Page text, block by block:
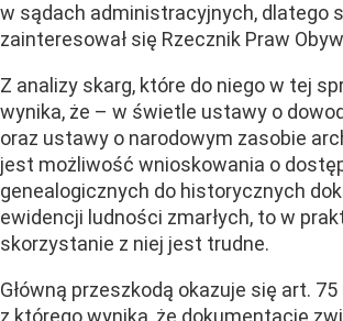
w sądach administracyjnych, dlatego
zainteresował się Rzecznik Praw
Z analizy skarg, które do niego w tej
wynika, że – w świetle ustawy o
oraz ustawy o narodowym zasobie
jest możliwość wnioskowania o
genealogicznych do historycznych
ewidencji ludności zmarłych, to w
skorzystanie z niej jest trudne.
Główną przeszkodą okazuje się art.